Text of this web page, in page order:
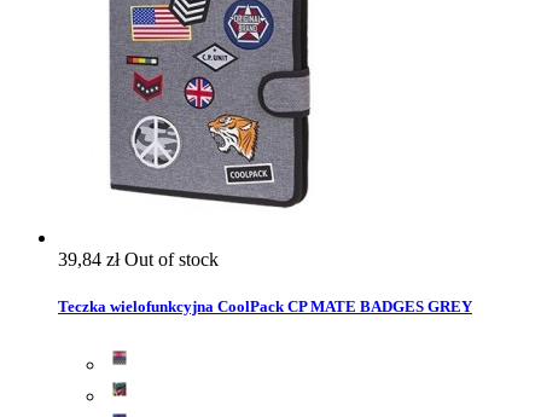
39,84 złOut of stock
Teczka wielofunkcyjna CoolPack CP MATE BADGES GREY